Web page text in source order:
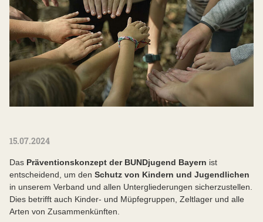
15.07.2024
Das Präventionskonzept der BUNDjugend Bayern ist
entscheidend, um den Schutz von Kindern und Jugendlichen
in unserem Verband und allen Untergliederungen sicherzustellen.
Dies betrifft auch Kinder- und Müpfegruppen, Zeltlager und alle
Arten von Zusammenkünften.